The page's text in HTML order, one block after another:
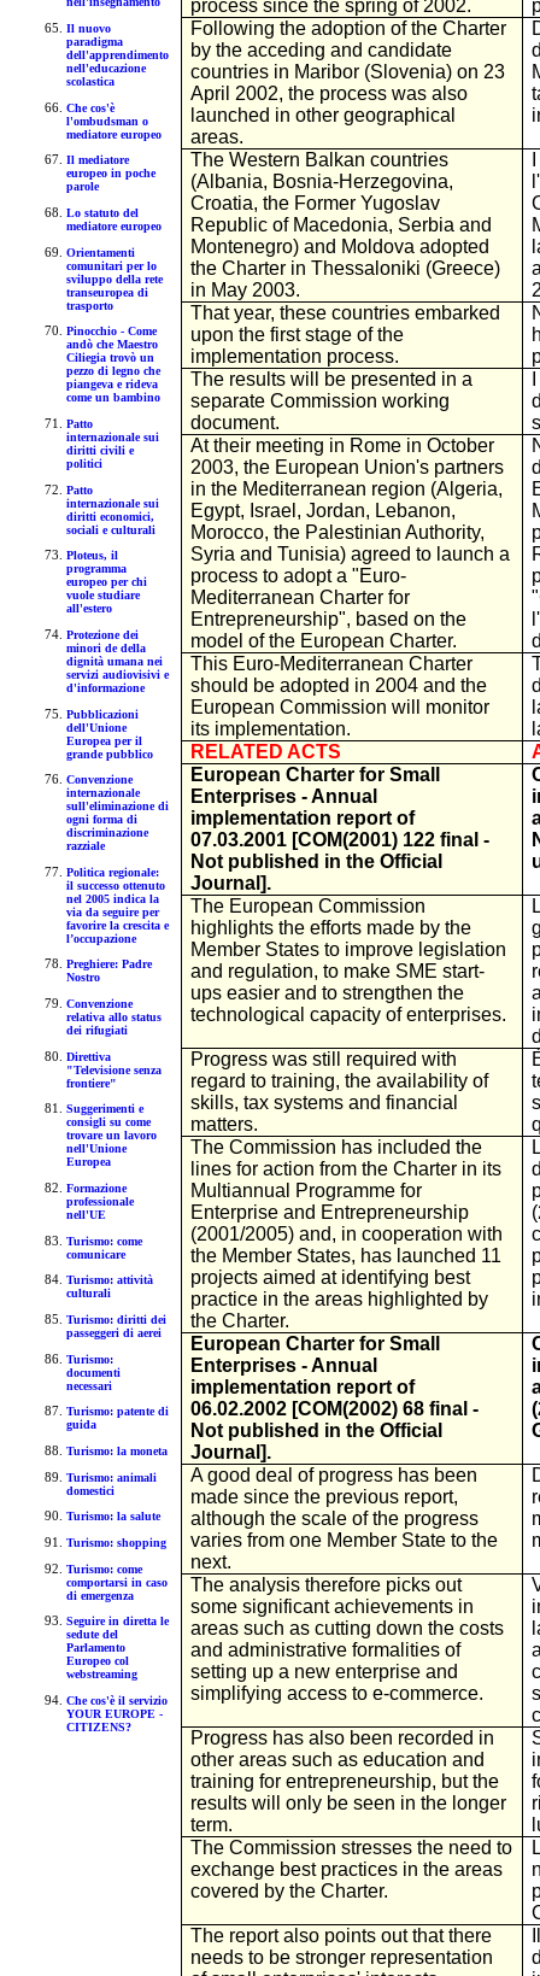
Il nuovo
paradigma
dell'apprendimento
nell'educazione
scolastica
Che cos'è
l'ombudsman o
mediatore europeo
Il mediatore
europeo in poche
parole
Lo statuto del
mediatore europeo
Orientamenti
comunitari per lo
sviluppo della rete
transeuropea di
trasporto
Pinocchio - Come
andò che Maestro
Ciliegia trovò un
pezzo di legno che
piangeva e rideva
come un bambino
Patto
internazionale sui
diritti civili e
politici
Patto
internazionale sui
diritti economici,
sociali e culturali
Ploteus, il
programma
europeo per chi
vuole studiare
all'estero
Protezione dei
minori de della
dignità umana nei
servizi audiovisivi e
d'informazione
Pubblicazioni
dell'Unione
Europea per il
grande pubblico
Convenzione
internazionale
sull'eliminazione di
ogni forma di
discriminazione
razziale
Politica regionale:
il successo ottenuto
nel 2005 indica la
via da seguire per
favorire la crescita e
l’occupazione
Preghiere: Padre
Nostro
Convenzione
relativa allo status
dei rifugiati
Direttiva
"Televisione senza
frontiere"
Suggerimenti e
consigli su come
trovare un lavoro
nell'Unione
Europea
Formazione
professionale
nell'UE
Turismo: come
comunicare
Turismo: attività
culturali
Turismo: diritti dei
passeggeri di aerei
Turismo:
documenti
necessari
Turismo: patente di
guida
Turismo: la moneta
Turismo: animali
domestici
Turismo: la salute
Turismo: shopping
Turismo: come
comportarsi in caso
di emergenza
Seguire in diretta le
sedute del
Parlamento
Europeo col
webstreaming
Che cos'è il servizio
YOUR EUROPE -
CITIZENS?
process since the spring of 2002.
Following the adoption of the Charter
by the acceding and candidate
countries in Maribor (Slovenia) on 23
April 2002, the process was also
launched in other geographical
areas.
The Western Balkan countries
(Albania, Bosnia-Herzegovina,
Croatia, the Former Yugoslav
Republic of Macedonia, Serbia and
Montenegro) and Moldova adopted
the Charter in Thessaloniki (Greece)
in May 2003.
That year, these countries embarked
upon the first stage of the
implementation process.
The results will be presented in a
separate Commission working
document.
At their meeting in Rome in October
2003, the European Union's partners
in the Mediterranean region (Algeria,
Egypt, Israel, Jordan, Lebanon,
Morocco, the Palestinian Authority,
Syria and Tunisia) agreed to launch a
process to adopt a "Euro-
Mediterranean Charter for
Entrepreneurship", based on the
model of the European Charter.
This Euro-Mediterranean Charter
should be adopted in 2004 and the
European Commission will monitor
its implementation.
RELATED ACTS
European Charter for Small
Enterprises - Annual
implementation report of
07.03.2001 [COM(2001) 122 final -
Not published in the Official
Journal].
The European Commission
highlights the efforts made by the
Member States to improve legislation
and regulation, to make SME start-
ups easier and to strengthen the
technological capacity of enterprises.
Progress was still required with
regard to training, the availability of
skills, tax systems and financial
matters.
The Commission has included the
lines for action from the Charter in its
Multiannual Programme for
Enterprise and Entrepreneurship
(2001/2005) and, in cooperation with
the Member States, has launched 11
projects aimed at identifying best
practice in the areas highlighted by
the Charter.
European Charter for Small
Enterprises - Annual
implementation report of
06.02.2002 [COM(2002) 68 final -
Not published in the Official
Journal].
A good deal of progress has been
made since the previous report,
although the scale of the progress
varies from one Member State to the
next.
The analysis therefore picks out
some significant achievements in
areas such as cutting down the costs
and administrative formalities of
setting up a new enterprise and
simplifying access to e-commerce.
Progress has also been recorded in
other areas such as education and
training for entrepreneurship, but the
results will only be seen in the longer
term.
The Commission stresses the need to
exchange best practices in the areas
covered by the Charter.
The report also points out that there
needs to be stronger representation